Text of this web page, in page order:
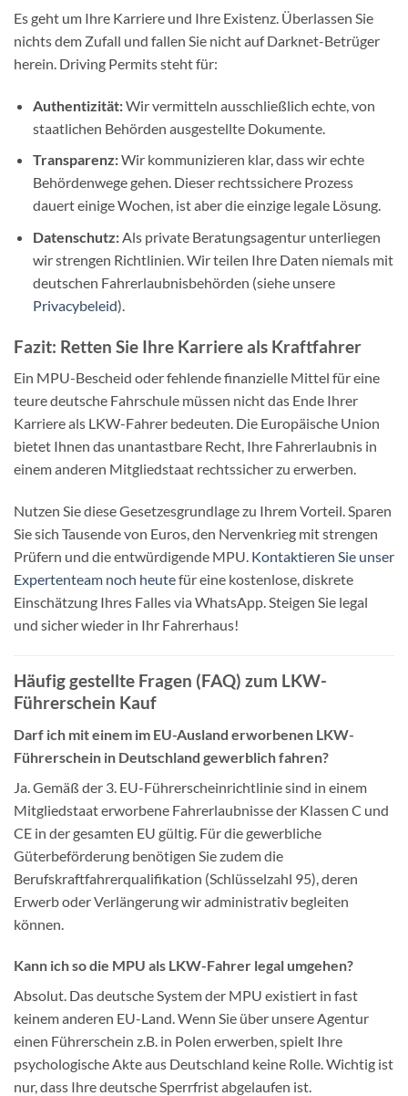
Es geht um Ihre Karriere und Ihre Existenz. Überlassen Sie
nichts dem Zufall und fallen Sie nicht auf Darknet-Betrüger
herein. Driving Permits steht für:
Authentizität:Wir vermitteln ausschließlich echte, von
staatlichen Behörden ausgestellte Dokumente.
Transparenz:Wir kommunizieren klar, dass wir echte
Behördenwege gehen. Dieser rechtssichere Prozess
dauert einige Wochen, ist aber die einzige legale Lösung.
Datenschutz:Als private Beratungsagentur unterliegen
wir strengen Richtlinien. Wir teilen Ihre Daten niemals mit
deutschen Fahrerlaubnisbehörden (siehe unsere
Privacybeleid).
Fazit: Retten Sie Ihre Karriere als Kraftfahrer
Ein MPU-Bescheid oder fehlende finanzielle Mittel für eine
teure deutsche Fahrschule müssen nicht das Ende Ihrer
Karriere als LKW-Fahrer bedeuten. Die Europäische Union
bietet Ihnen das unantastbare Recht, Ihre Fahrerlaubnis in
einem anderen Mitgliedstaat rechtssicher zu erwerben.
Nutzen Sie diese Gesetzesgrundlage zu Ihrem Vorteil. Sparen
Sie sich Tausende von Euros, den Nervenkrieg mit strengen
Prüfern und die entwürdigende MPU. Kontaktieren Sie unser
Expertenteam noch heutefür eine kostenlose, diskrete
Einschätzung Ihres Falles via WhatsApp. Steigen Sie legal
und sicher wieder in Ihr Fahrerhaus!
Häufig gestellte Fragen (FAQ) zum LKW-
Führerschein Kauf
Darf ich mit einem im EU-Ausland erworbenen LKW-
Führerschein in Deutschland gewerblich fahren?
Ja. Gemäß der 3. EU-Führerscheinrichtlinie sind in einem
Mitgliedstaat erworbene Fahrerlaubnisse der Klassen C und
CE in der gesamten EU gültig. Für die gewerbliche
Güterbeförderung benötigen Sie zudem die
Berufskraftfahrerqualifikation (Schlüsselzahl 95), deren
Erwerb oder Verlängerung wir administrativ begleiten
können.
Kann ich so die MPU als LKW-Fahrer legal umgehen?
Absolut. Das deutsche System der MPU existiert in fast
keinem anderen EU-Land. Wenn Sie über unsere Agentur
einen Führerschein z.B. in Polen erwerben, spielt Ihre
psychologische Akte aus Deutschland keine Rolle. Wichtig ist
nur, dass Ihre deutsche Sperrfrist abgelaufen ist.